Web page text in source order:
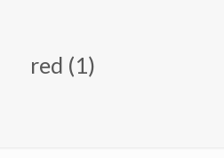
red (1)